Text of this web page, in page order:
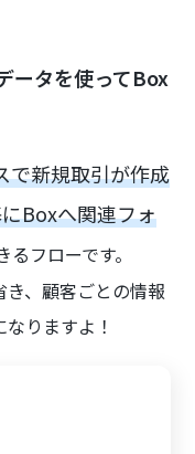
ータを使ってBox
で新規取引が作成
Boxへ関連フォ
るフローです。
、顧客ごとの情報
りますよ！